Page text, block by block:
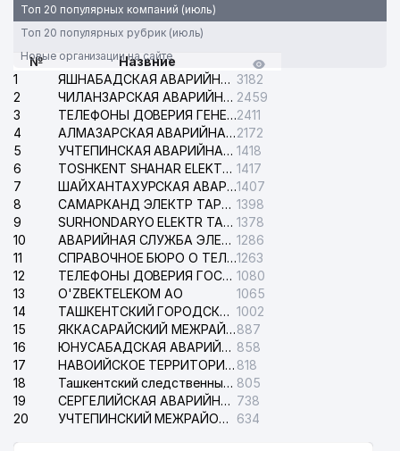
Топ 20 популярных компаний (июль)
Топ 20 популярных рубрик (июль)
Новые организации на сайте
№
Назвние
1
ЯШНАБАДСКАЯ АВАРИЙНАЯ СЛУЖБА ЭЛЕКТРОСЕТИ 3182
2
ЧИЛАНЗАРСКАЯ АВАРИЙНАЯ СЛУЖБА ЭЛЕКТРОСЕТИ 2459
3
ТЕЛЕФОНЫ ДОВЕРИЯ ГЕНЕРАЛЬНОЙ ПРОКУРАТУРЫ РЕСПУБЛИКИ УЗБЕКИСТАН2411
4
АЛМАЗАРСКАЯ АВАРИЙНАЯ СЛУЖБА ЭЛЕКТРОСЕТИ2172
5
УЧТЕПИНСКАЯ АВАРИЙНАЯ СЛУЖБА ЭЛЕКТРОСЕТИ 1418
6
TOSHKENT SHAHAR ELEKTR TARMOQLARI KORXONASI АО 1417
7
ШАЙХАНТАХУРСКАЯ АВАРИЙНАЯ СЛУЖБА ЭЛЕКТРОСЕТИ1407
8
САМАРКАНД ЭЛЕКТР ТАРМОКЛАРИ АО 1398
9
SURHONDARYO ELEKTR TARMOKLARI АО 1378
10
АВАРИЙНАЯ СЛУЖБА ЭЛЕКТРОСЕТИ ТАШКЕНТСКОГО РАЙОНА 1286
11
СПРАВОЧНОЕ БЮРО О ТЕЛЕФОНАХ ОРГАНИЗАЦИЙ г. ТАШКЕНТА1263
12
ТЕЛЕФОНЫ ДОВЕРИЯ ГОСУДАРСТВЕННОГО ЦЕНТРА ТЕСТИРОВАНИЯ 1080
13
O'ZBEKTELEKOM АО
1065
14
ТАШКЕНТСКИЙ ГОРОДСКОЙ СУД ПО ГРАЖДАНСКИМ ДЕЛАМ 1002
15
ЯККАСАРАЙСКИЙ МЕЖРАЙОННЫЙ СУД ПО ГРАЖДАНСКИМ ДЕЛАМ887
16
ЮНУСАБАДСКАЯ АВАРИЙНАЯ СЛУЖБА ЭЛЕКТРОСЕТИ 858
17
НАВОИЙСКОЕ ТЕРРИТОРИАЛЬНОЕ ПРЕДПРИЯТИЕ ЭЛЕКТРОСЕТИ АО 818
18
Ташкентский следственный изолятор 805
19
СЕРГЕЛИЙСКАЯ АВАРИЙНАЯ СЛУЖБА ЭЛЕКТРОСЕТИ 738
20
УЧТЕПИНСКИЙ МЕЖРАЙОННЫЙ СУД ПО ГРАЖДАНСКИМ ДЕЛАМ 634